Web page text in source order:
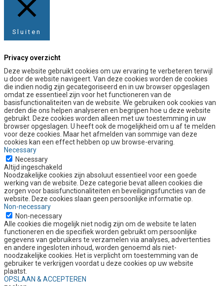
Sluiten
Privacy overzicht
Deze website gebruikt cookies om uw ervaring te verbeteren terwijl
u door de website navigeert. Van deze cookies worden de cookies
die indien nodig zijn gecategoriseerd en in uw browser opgeslagen
omdat ze essentieel zijn voor het functioneren van de
basisfunctionaliteiten van de website. We gebruiken ook cookies van
derden die ons helpen analyseren en begrijpen hoe u deze website
gebruikt. Deze cookies worden alleen met uw toestemming in uw
browser opgeslagen. U heeft ook de mogelijkheid om u af te melden
voor deze cookies. Maar het afmelden van sommige van deze
cookies kan een effect hebben op uw browse-ervaring.
Necessary
Necessary
Altijd ingeschakeld
Noodzakelijke cookies zijn absoluut essentieel voor een goede
werking van de website. Deze categorie bevat alleen cookies die
zorgen voor basisfunctionaliteiten en beveiligingsfuncties van de
website. Deze cookies slaan geen persoonlijke informatie op.
Non-necessary
Non-necessary
Alle cookies die mogelijk niet nodig zijn om de website te laten
functioneren en die specifiek worden gebruikt om persoonlijke
gegevens van gebruikers te verzamelen via analyses, advertenties
en andere ingesloten inhoud, worden genoemd als niet-
noodzakelijke cookies. Het is verplicht om toestemming van de
gebruiker te verkrijgen voordat u deze cookies op uw website
plaatst.
OPSLAAN & ACCEPTEREN